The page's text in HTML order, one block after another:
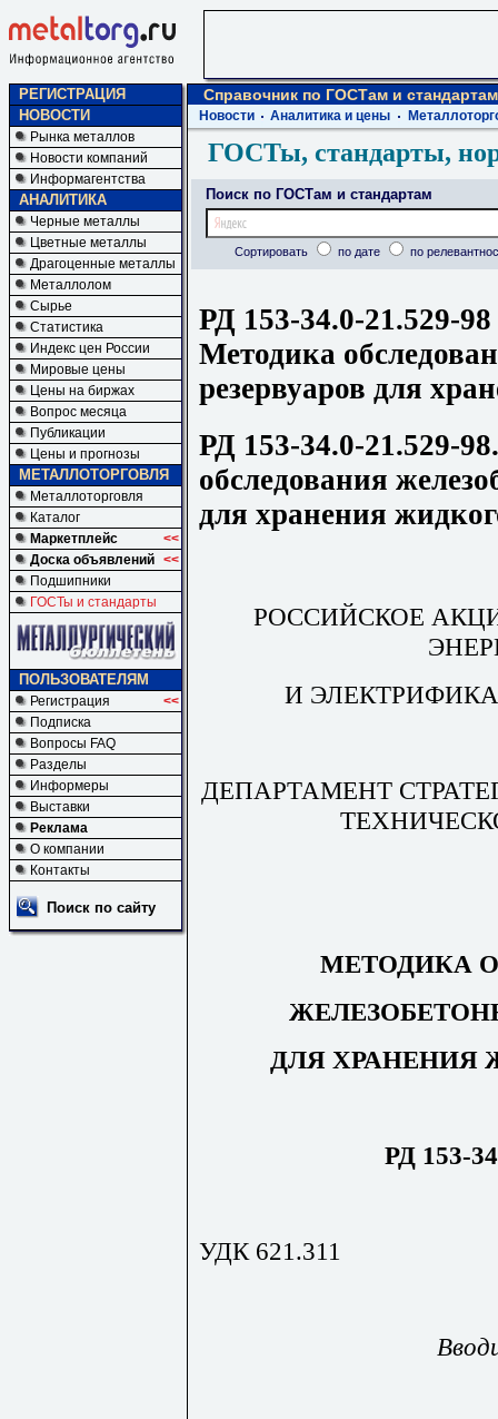
РЕГИСТРАЦИЯ
НОВОСТИ
Рынка металлов
Новости компаний
Информагентства
АНАЛИТИКА
Черные металлы
Цветные металлы
Драгоценные металлы
Металлолом
Сырье
Статистика
Индекс цен России
Мировые цены
Цены на биржах
Вопрос месяца
Публикации
Цены и прогнозы
МЕТАЛЛОТОРГОВЛЯ
Металлоторговля
Каталог
Маркетплейс
<<
Доска объявлений <<
Подшипники
ГОСТы и стандарты
ПОЛЬЗОВАТЕЛЯМ
Регистрация
<<
Подписка
Вопросы FAQ
Разделы
Информеры
Выставки
Реклама
О компании
Контакты
Поиск по сайту
Справочник по ГОСТам и стандартам
Новости Аналитика и цены
ГОСТы, стандарты,
Поиск по ГОСТам и стандартам
Сортировать по дате по
РД 153-34.0-21.529-98
Методика
резервуаров для
РД 153-34.0-21.529-
обследования
для хранения
РОССИЙСКОЕ
И
ДЕПАРТАМЕНТ
МЕТОДИКА
ДЛЯ ХРАНЕНИЯ
РД 153-
УДК 621.311